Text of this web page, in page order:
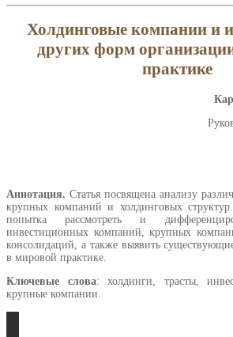
Холдинговые компании и
других форм
практике
Аннотация. Статья посвящена анализу
крупных компаний и холдинговых
попытка рассмотреть и
инвестиционных компаний, крупных
консолидаций, а также выявить
в мировой практике.
Ключевые слова: холдинги, трасты,
крупные компании.